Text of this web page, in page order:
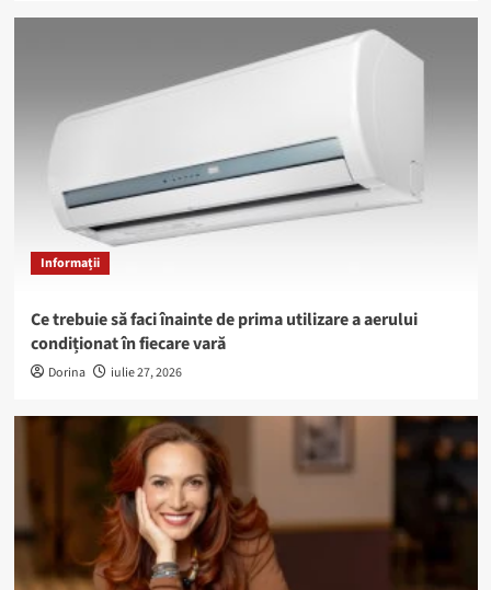
Informații
Ce trebuie să faci înainte de prima utilizare a aerului
condiționat în fiecare vară
Dorina iulie 27, 2026